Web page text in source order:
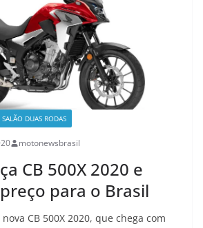
SALÃO DUAS RODAS
motonewsbrasil
CB 500X 2020 e
para o Brasil
CB 500X 2020, que chega com